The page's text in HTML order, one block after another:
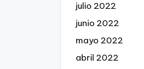
julio 2022
junio 2022
mayo 2022
abril 2022